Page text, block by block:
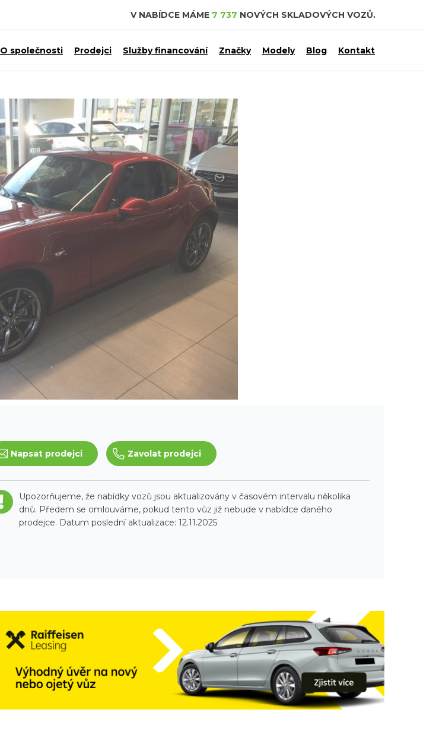
V NABÍDCE MÁME 7 737 NOVÝCH SKLADOVÝCH VOZŮ.
O společnosti Prodejci Služby financování Značky Modely Blog Kontakt
Napsat prodejci Zavolat prodejci
Upozorňujeme, že nabídky vozů jsou aktualizovány v časovém intervalu několika
dnů. Předem se omlouváme, pokud tento vůz již nebude v nabídce daného
prodejce. Datum poslední aktualizace: 12.11.2025